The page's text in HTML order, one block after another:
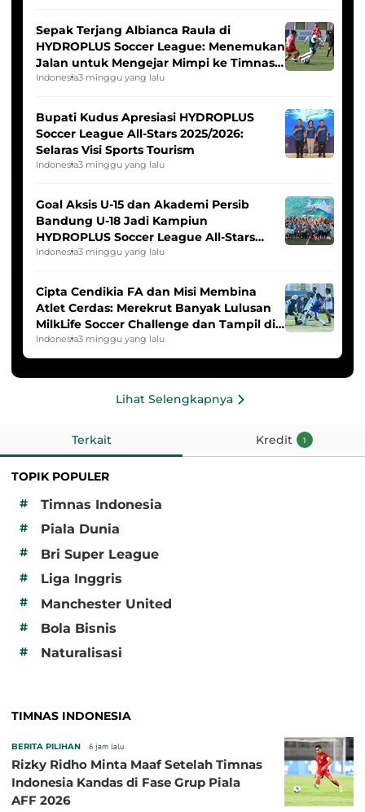
Sepak Terjang Albianca Raula di
HYDROPLUS Soccer League: Menemukan
Jalan untuk Mengejar Mimpi ke Timnas
Indonesia Putri
Indonesia3 minggu yang lalu
Bupati Kudus Apresiasi HYDROPLUS
Soccer League All-Stars 2025/2026:
Selaras Visi Sports Tourism
Indonesia3 minggu yang lalu
Goal Aksis U-15 dan Akademi Persib
Bandung U-18 Jadi Kampiun
HYDROPLUS Soccer League All-Stars
2025/2026
Indonesia3 minggu yang lalu
Cipta Cendikia FA dan Misi Membina
Atlet Cerdas: Merekrut Banyak Lulusan
MilkLife Soccer Challenge dan Tampil di
HYDROPLUS Soccer League
Indonesia3 minggu yang lalu
Lihat Selengkapnya
Terkait Kredit 1
TOPIK POPULER
#
Timnas Indonesia
# Piala Dunia
# Bri Super League
# Liga Inggris
# Manchester United
# Bola Bisnis
# Naturalisasi
TIMNAS INDONESIA
BERITA PILIHAN 6 jam lalu
Rizky Ridho Minta Maaf Setelah Timnas
Indonesia Kandas di Fase Grup Piala
AFF 2026